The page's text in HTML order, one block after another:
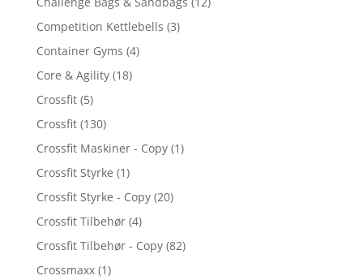
Competition Kettlebells (3)
Container Gyms (4)
Core & Agility (18)
Crossfit (5)
Crossfit (130)
Crossfit Maskiner - Copy (1)
Crossfit Styrke (1)
Crossfit Styrke - Copy (20)
Crossfit Tilbehør (4)
Crossfit Tilbehør - Copy (82)
Crossmaxx (1)